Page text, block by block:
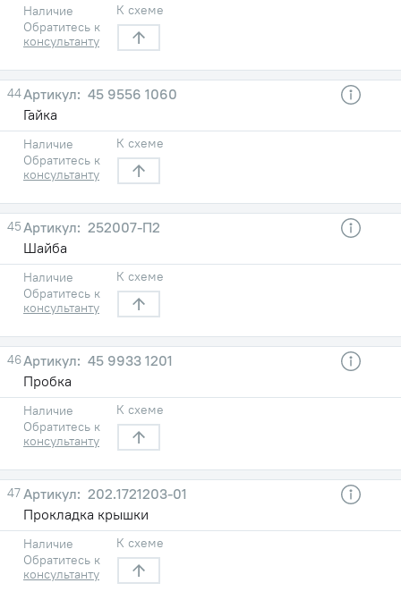
Наличие
Обратитесь к
консультанту
К схеме
44
45 9556 1060
Гайка
Наличие
Обратитесь к
консультанту
К схеме
45
252007-П2
Шайба
Наличие
Обратитесь к
консультанту
К схеме
46
45 9933 1201
Пробка
Наличие
Обратитесь к
консультанту
К схеме
47
202.1721203-01
Прокладка крышки
Наличие
Обратитесь к
консультанту
К схеме